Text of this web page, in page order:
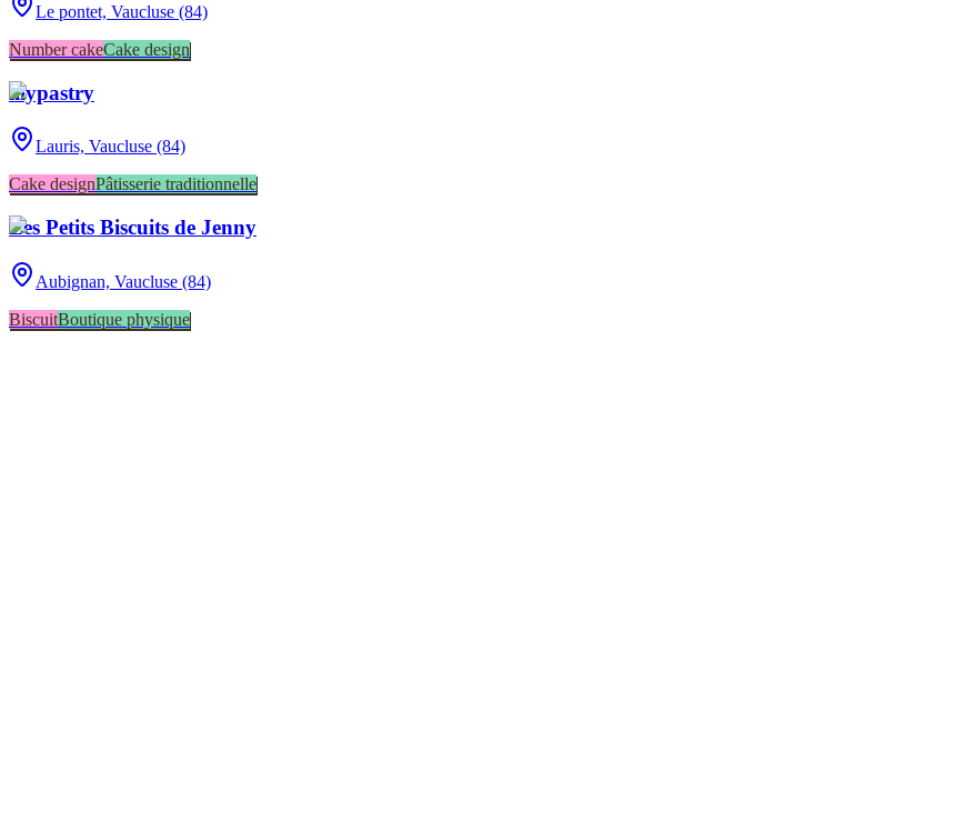
Le pontet, Vaucluse (84)
Number cakeCake design
lilypastry
Lauris, Vaucluse (84)
Cake designPâtisserie traditionnelle
Les Petits Biscuits de Jenny
Aubignan, Vaucluse (84)
BiscuitBoutique physique